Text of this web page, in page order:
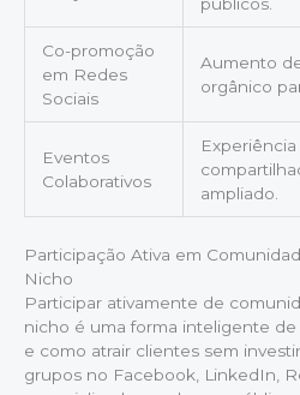
públicos.
Co-promoção
em Redes
Sociais
Aumento
orgânico
Eventos
Colaborativos
ampliado.
Participação Ativa em
Nicho
Participar ativamente de
nicho é uma forma inteligente
e como atrair clientes sem
grupos no Facebook, LinkedIn,